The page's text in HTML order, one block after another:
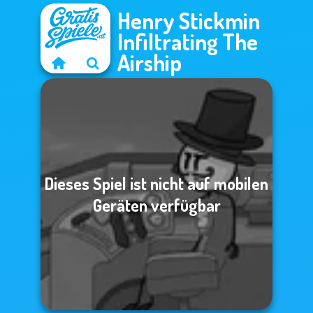
Henry Stickmin
Infiltrating The
Airship
Dieses Spiel ist nicht auf mobilen
Geräten verfügbar